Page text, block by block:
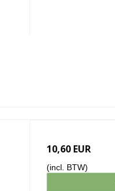
10,60 EUR
(incl. BTW)